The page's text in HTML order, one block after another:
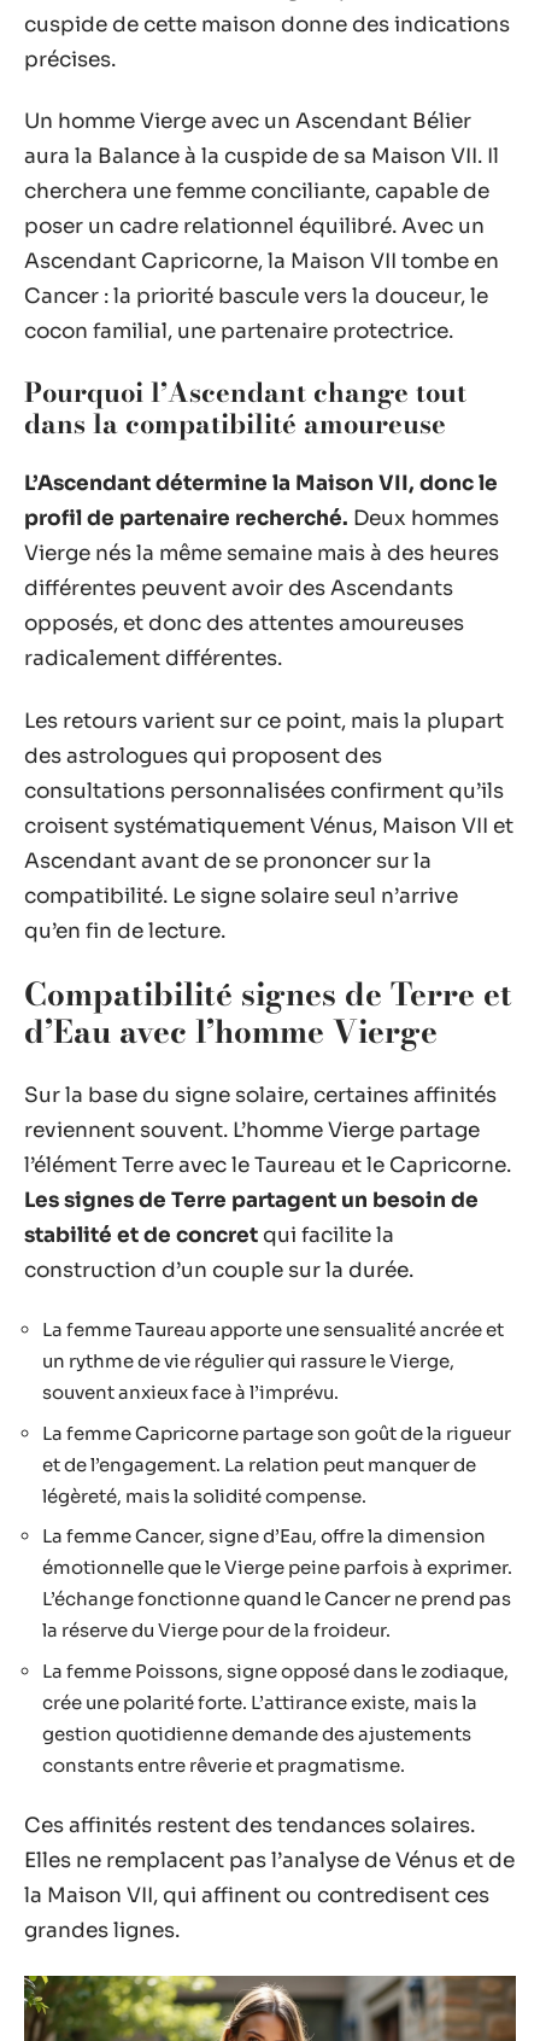
cuspide de cette maison donne des indications
précises.
Un homme Vierge avec un Ascendant Bélier
aura la Balance à la cuspide de sa Maison VII. Il
cherchera une femme conciliante, capable de
poser un cadre relationnel équilibré. Avec un
Ascendant Capricorne, la Maison VII tombe en
Cancer : la priorité bascule vers la douceur, le
cocon familial, une partenaire protectrice.
Pourquoi l’Ascendant change tout
dans la compatibilité amoureuse
L’Ascendant détermine la Maison VII, donc le
profil de partenaire recherché. Deux hommes
Vierge nés la même semaine mais à des heures
différentes peuvent avoir des Ascendants
opposés, et donc des attentes amoureuses
radicalement différentes.
Les retours varient sur ce point, mais la plupart
des astrologues qui proposent des
consultations personnalisées confirment qu’ils
croisent systématiquement Vénus, Maison VII et
Ascendant avant de se prononcer sur la
compatibilité. Le signe solaire seul n’arrive
qu’en fin de lecture.
Compatibilité signes de Terre et
d’Eau avec l’homme Vierge
Sur la base du signe solaire, certaines affinités
reviennent souvent. L’homme Vierge partage
l’élément Terre avec le Taureau et le Capricorne.
Les signes de Terre partagent un besoin de
stabilité et de concret qui facilite la
construction d’un couple sur la durée.
La femme Taureau apporte une sensualité ancrée et
un rythme de vie régulier qui rassure le Vierge,
souvent anxieux face à l’imprévu.
La femme Capricorne partage son goût de la rigueur
et de l’engagement. La relation peut manquer de
légèreté, mais la solidité compense.
La femme Cancer, signe d’Eau, offre la dimension
émotionnelle que le Vierge peine parfois à exprimer.
L’échange fonctionne quand le Cancer ne prend pas
la réserve du Vierge pour de la froideur.
La femme Poissons, signe opposé dans le zodiaque,
crée une polarité forte. L’attirance existe, mais la
gestion quotidienne demande des ajustements
constants entre rêverie et pragmatisme.
Ces affinités restent des tendances solaires.
Elles ne remplacent pas l’analyse de Vénus et de
la Maison VII, qui affinent ou contredisent ces
grandes lignes.